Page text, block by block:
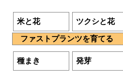
米と花 ツクシと花
ファストプランツを育てる
種まき 発芽